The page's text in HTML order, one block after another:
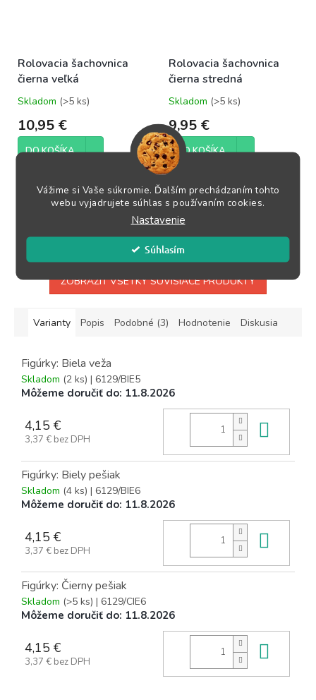
Vážime si Vaše súkromie. Ďalším prechádzaním tohto
webu vyjadrujete súhlas s používaním cookies.
Nastavenie
Súhlasím
Rolovacia šachovnica
čierna veľká
Priemerné
produktu
5,0
hviezdičiek.
Skladom (>5 ks)
10,95 €
DO KOŠÍKA
Rolovacia šachovnica
čiernaVeľkosť šachovnice
Rolovacia šachovnica
čierna stredná
Priemerné
produktu
je
5,0
z
5
hviezdičiek.
Skladom (>5 ks)
9,95 €
DO KOŠÍKA
Rolovacia šachovnica
čiernaVeľkosť šachovnice
43x43 cmVeľkosť políčka
4,4x4,4...
ZOBRAZIŤ VŠETKY SÚVISIACE PRODUKTY
Varianty Popis Podobné (3) Hodnotenie Diskusia
Figúrky: Biela veža
Skladom (2 ks) | 6129/BIE5
Môžeme doručiť do: 11.8.2026
4,15 €
3,37 € bez DPH
Figúrky: Biely pešiak
Skladom (4 ks) | 6129/BIE6
Môžeme doručiť do: 11.8.2026
4,15 €
3,37 € bez DPH
Figúrky: Čierny pešiak
Skladom (>5 ks) | 6129/CIE6
Môžeme doručiť do: 11.8.2026
4,15 €
3,37 € bez DPH